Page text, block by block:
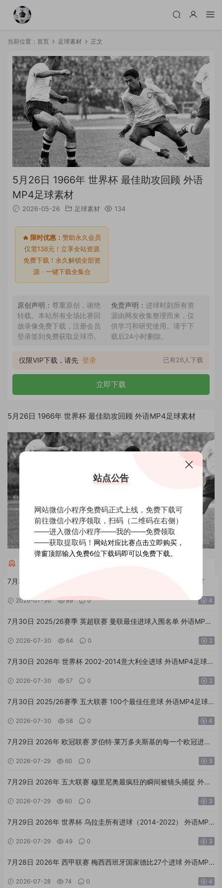
当前位置： 首页 足球素材 正文
5月26日 1966年 世界杯 最佳助攻回顾 外语
MP4足球素材
2026-05-26 足球素材 134
🔥 限时优惠： 赞助永久会员
仅需138元！立享全站资源
免费下载！永久解锁全部资
源 · 一键下载全集合
原创声明： 尊重原创，谢绝
转载。本站所有全场比赛回
放录像免费下载，注册会员
登录签到免费获取足球币。
免责声明： 进球时刻所有资
源由网友收集整理而来，仅
供学习和研究使用。请于下
载后24小时删除。
仅限VIP下载，请先 登录 已有26人下载
立即下载
5月26日 1966年 世界杯 最佳助攻回顾 外语MP4足球素材
相关全场回放进球集锦
7月30日 2026年 五大联赛 100个不可能进球 外语MP4足球素材
2026-07-30 89 0 4
7月30日 2025/26赛季 英超联赛 曼联最佳进球入围名单 外语MP4
2026-07-30 64 0 2
7月30日 2026年 世界杯 2002-2014意大利全进球 外语MP4足球素
2026-07-30 57 0 2
7月30日 2025/26赛季 五大联赛 100个最佳任意球 外语MP4足球
2026-07-30 58 0 4
7月29日 2026年 欧冠联赛 罗伯特·莱万多夫斯基的每一个欧冠进球
2026-07-29 60 0 5
7月29日 2026年 五大联赛 穆里尼奥最疯狂的瞬间被镜头捕捉 外语
2026-07-29 60 0 3
7月29日 2026年 世界杯 乌拉圭所有进球（2014-2022） 外语MP4
2026-07-29 49 0 3
7月28日 2026年 西甲联赛 梅西西班牙国家德比27个进球 外语MP4
2026-07-28 74 0 4
站点公告
网站微信小程序免费码正式上线，免费下载可
前往微信小程序领取，扫码（二维码在右侧）
——进入微信小程序——我的——免费领取
——获取提取码！ 网站对应比赛点击立即购买，
弹窗顶部输入免费6位下载码即可以免费下载。